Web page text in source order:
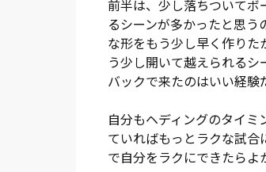
しいサポーターと、
なんなら(自分も)応援歌も
選手、スタッフにとって最
は、すべての試合が決勝戦
(総評:平野 貴也)
前半は、少し落ちついてボ
るシーンが多かったと思
な形をもう少し早く作り
う少し開いて越えられる
バックで来たのはいい経験
自分もヘディングのタイ
ていればもっとラクな試
で自分をラクにできたらよ